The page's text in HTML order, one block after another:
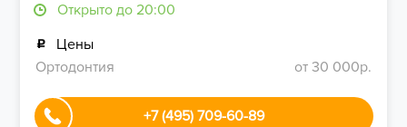
Открыто до 20:00
Цены
Ортодонтия
от 30 000р.
+7 (495) 709-60-89